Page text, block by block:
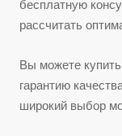
бесплатную
рассчитать
Вы можете
гарантию
широкий выбор